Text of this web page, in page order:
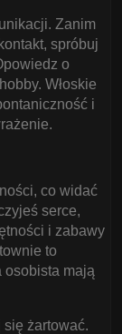
Zanim
spróbuj
o
Włoskie
i
co widać
serce,
i zabawy
to
osobista mają
żartować.